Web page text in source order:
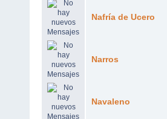
Nafría de Ucero
Narros
Navaleno